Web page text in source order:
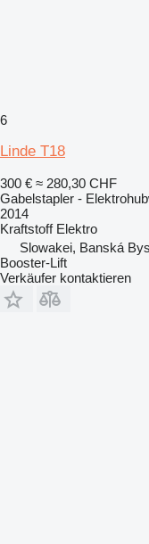
6
Linde T18
300 € ≈ 280,30 CHF
Gabelstapler -
2014
Kraftstoff Elektro
Slowakei, Banská
Booster-Lift
Verkäufer kontaktieren